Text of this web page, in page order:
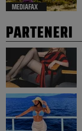
MEDIAFAX
PARTENERI